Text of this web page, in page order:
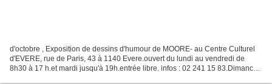
d'octobre , Exposition de dessins d'humour de MOORE- au Centre Culturel
d'EVERE, rue de Paris, 43 à 1140 Evere.ouvert du lundi au vendredi de
8h30 à 17 h.et mardi jusqu'à 19h.entrée libre. infos : 02 241 15 83.Dimanche